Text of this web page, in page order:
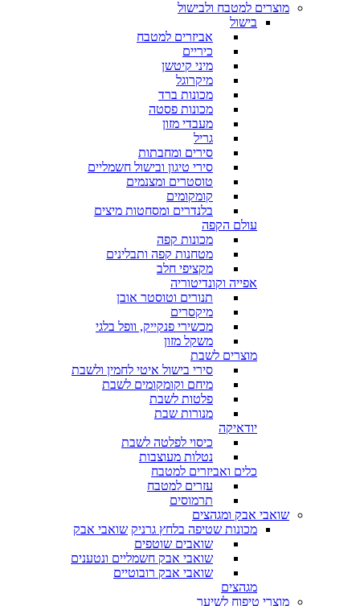
מוצרים למטבח ולבישול
בישול
אביזרים למטבח
כיריים
מיני קיטשן
מיקרוגל
מכונות ברד
מכונות פסטה
מעבדי מזון
גריל
סירים ומחבתות
סירי טיגון ובישול חשמליים
טוסטרים ומצנמים
קומקומים
בלנדרים ומסחטות מיצים
עולם הקפה
מכונות קפה
מטחנות קפה ותבלינים
מקציפי חלב
אפייה וקונדיטוריה
תנורים וטוסטר אובן
מיקסרים
מכשירי פנקייק, וופל בלגי
משקל מזון
מוצרים לשבת
סירי בישול איטי לחמין ולשבת
מיחם וקומקומים לשבת
פלטות לשבת
מנורות שבת
יודאיקה
כיסוי לפלטה לשבת
נטלות מעוצבות
כלים ואביזרים למטבח
עזרים למטבח
תרמוסים
שואבי אבק ומגהצים
מכונות שטיפה בלחץ גרניק שואבי אבק
שואבים שוטפים
שואבי אבק חשמליים ונטענים
שואבי אבק רובוטיים
מגהצים
מוצרי טיפוח לשיער